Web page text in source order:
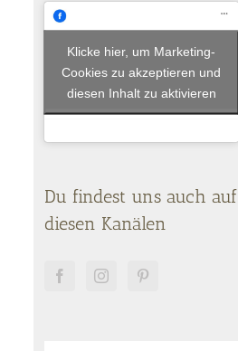
Klicke hier, um Marketing-
Cookies zu akzeptieren und
diesen Inhalt zu aktivieren
Du findest uns auch auf
diesen Kanälen